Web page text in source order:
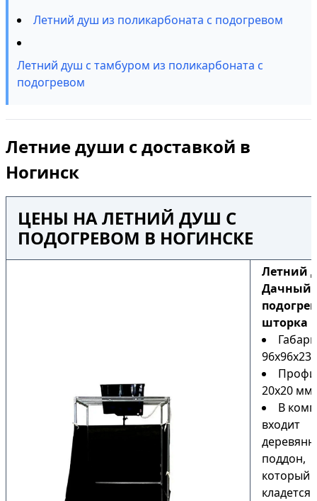
Летний душ из поликарбоната с подогревом
Летний душ с тамбуром из поликарбоната с
подогревом
Летние души с доставкой в
Ногинск
ЦЕНЫ НА ЛЕТНИЙ ДУШ С
ПОДОГРЕВОМ В НОГИНСКЕ
Летний
Дачный
шторка
20х20 мм
В
входит
поддон,
который
кладется